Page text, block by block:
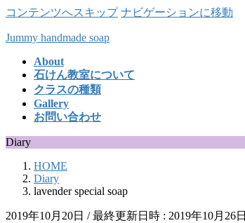
コンテンツへスキップ ナビゲーションに移動
Jummy handmade soap
About
石けん教室について
クラスの種類
Gallery
お問い合わせ
Diary
HOME
Diary
lavender special soap
2019年10月20日 / 最終更新日時 : 2019年10月26日